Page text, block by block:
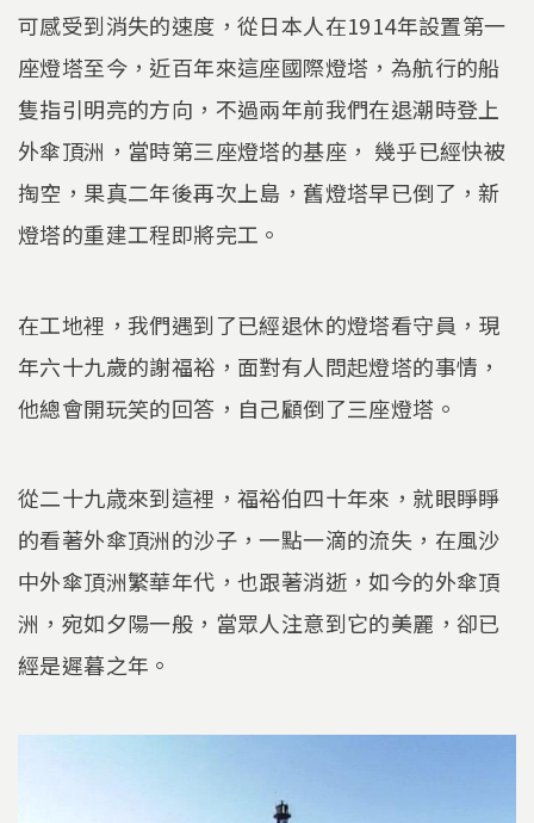
可感受到消失的速度，從日本人在1914年設置第一
座燈塔至今，近百年來這座國際燈塔，為航行的船
隻指引明亮的方向，不過兩年前我們在退潮時登上
外傘頂洲，當時第三座燈塔的基座， 幾乎已經快被
掏空，果真二年後再次上島，舊燈塔早已倒了，新
燈塔的重建工程即將完工。
在工地裡，我們遇到了已經退休的燈塔看守員，現
年六十九歲的謝福裕，面對有人問起燈塔的事情，
他總會開玩笑的回答，自己顧倒了三座燈塔。
從二十九歳來到這裡，福裕伯四十年來，就眼睜睜
的看著外傘頂洲的沙子，一點一滴的流失，在風沙
中外傘頂洲繁華年代，也跟著消逝，如今的外傘頂
洲，宛如夕陽一般，當眾人注意到它的美麗，卻已
經是遲暮之年。